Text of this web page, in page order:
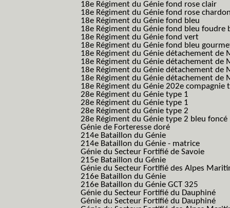
18e Régiment du Génie fond rose clair
18e Régiment du Génie fond rose
18e Régiment du Génie fond bleu
18e Régiment du Génie fond bleu foudre
18e Régiment du Génie fond vert
18e Régiment du Génie fond bleu
18e Régiment du Génie détachement de
18e Régiment du Génie détachement de
18e Régiment du Génie détachement de
18e Régiment du Génie détachement de
18e Régiment du Génie 202e compagnie
28e Régiment du Génie type 1
28e Régiment du Génie type 1
28e Régiment du Génie type 2
28e Régiment du Génie type 2 bleu foncé
Génie de Forteresse doré
214e Bataillon du Génie
214e Bataillon du Génie - matrice
Génie du Secteur Fortifié de Savoie
215e Bataillon du Génie
Génie du Secteur Fortifié des Alpes
216e Bataillon du Génie
216e Bataillon du Génie GCT 325
Génie du Secteur Fortifié du Dauphiné
Génie du Secteur Fortifié du Dauphiné